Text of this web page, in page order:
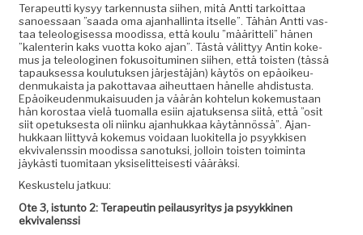
Ter­apeut­ti kysyy tarken­nus­ta siihen, mitä Antti tarkoit­taa
sanoes­saan ”saa­da oma ajan­hallinta itselle”. Tähän Antti vas­
taa tele­ol­o­gises­sa mood­is­sa, että koulu ”määrit­teli” hänen
”kalen­terin kaks vuot­ta koko ajan”. Tästä välit­tyy Antin koke­
mus ja tele­ologi­nen foku­soi­tu­mi­nen siihen, että tois­t­en (tässä
tapauk­ses­sa koulu­tuk­sen jär­jestäjän) käytös on epäoikeu­
den­mukaista ja pakot­tavaa aiheut­taen hänelle ahdis­tus­ta.
Epäoikeu­den­mukaisu­u­den ja väärän kohtelun koke­mus­taan
hän korostaa vielä tuo­ma­l­la esi­in ajatuk­sen­sa siitä, että ”osit
siit opetuk­ses­ta oli niinku ajan­hukkaa käytän­nössä”. Ajan­
hukkaan liit­tyvä koke­mus voidaan luokitel­la jo psyykkisen
ekvi­valenssin mood­is­sa san­otuk­si, jol­loin tois­t­en toim­inta
jäykästi tuomi­taan yksiselit­teis­es­ti vääräksi.
Keskustelu jatkuu:
Ote 3, istun­to 2: Ter­apeutin peilausyri­tys ja psyykki­nen
ekvivalenssi